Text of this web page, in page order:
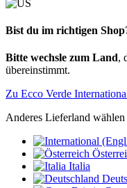
Bist du im richtigen
Bitte wechsle zum Land,
übereinstimmt.
Zu Ecco Verde
Anderes Lieferland wählen
Italia